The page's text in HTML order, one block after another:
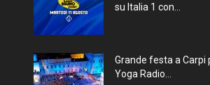
su Italia 1 con...
Grande festa a Carpi
Yoga Radio...